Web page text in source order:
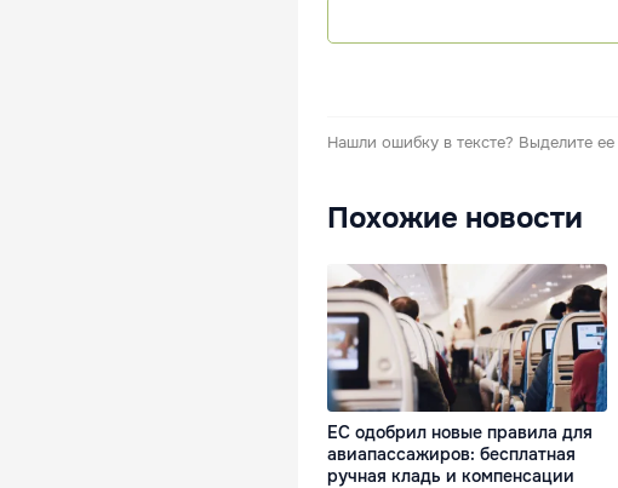
Нашли ошибку в тексте? Выделите
Похожие новости
ЕС одобрил новые правила для
авиапассажиров: бесплатная
ручная кладь и компенсации